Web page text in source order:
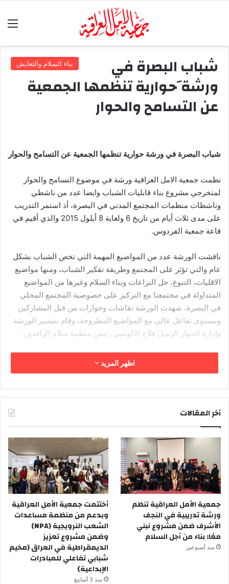
بناء السلام والتعايش شباب البصرة في
ورشة َحوارية تنظمها الجمعية
عن التسامح والحوار
شباب البصرة في ورشة حوارية تنظمها الجمعية عن التسامح والحوار
نظمت جمعية الامل العراقية ورشة في موضوع التسامح والحوار
لمتخرجي مشروع بناء قابليات الشباب وايضا عدد من ناشطي
وناشطات منظمات المجتمع المدني في البصرة، أذ استمر التدريب
على مدى ثلاث أيام من تاريخ 6 ولغاية 8 أيلول 2015 والذي أقيم في
قاعة جمعية الفردوس.
ناقشت الورشة عدد من المواضيع المهمة التي تخص الشباب بشكل
عام والتي تؤثر على المجتمع وطريقة تفكير الشباب، ومنها مواضيع
الاقليات، التنوع، حل النزاعات وبناء السلام وغيرها من المواضيع
المتداولة في مجتمعنا مع التركيز على خصوصية المجتمع المحلي
في البصرة، شهدت الورشة نقاشات وحوارات من قبل المشاركين
ومستوى تفاعل عالي مع المواضيع المطروحة، وقام بتيسير الورشة
وإدارة الحوار الزميل فلاح الالوسي رئيس منظمة سلام الرافدين.
وتم في الوقت الحالي اكمال عدد من الورش التدريبية والتي تناولت
عدد من المهن والمهارات المهمة للشباب حول (اللحام، الكهرباء
المتخرجين من الدورات المختلفة، اذ يجري التنسيق مع جهات
مختلفة منها القطاع الخاص والحكومي لتوفير فرص عمل تتناسب مع
وتجدر الإشارة الى انه قد سبق وان تم تدريب الشباب على المهارات
الحياتية والقيادية ضمن مشروع بناء قابليات الشباب في خلال فترة 4
أشهر في مركز التدريب المهني في البصرة، وبعد اختتام هذه
التدريبات تم عقد ورشة في 1 حزيران 2015 تناولت موضوع العدالة
بين الجنسين واهميته في المجتمع المحلي في البصرة.
اظهر المزيد
آخر المقالات
جمعية الأمل العراقية تنظم
ورشة تدريبية في النجف
الأشرف ضمن مشروع نبني
معًا: بناء من أجل السلام
منذ أسبوعين
أختتمت جمعية الأمل العراقية
وبدعم من منظمة مساعدات
الشعب النرويجية (NPA)
وضمن مشروع تعزيز
الديمقراطية في العراق (مخيم
شبابي تفاعلي للمبادرات
الإبداعية)
منذ 3 أسابيع